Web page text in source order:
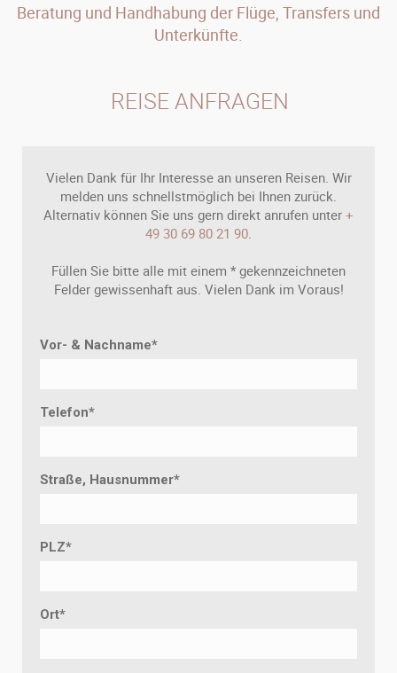
Beratung und Handhabung der Flüge, Transfers und
Unterkünfte.
REISE ANFRAGEN
Vielen Dank für Ihr Interesse an unseren Reisen. Wir
melden uns schnellstmöglich bei Ihnen zurück.
Alternativ können Sie uns gern direkt anrufen unter +
49 30 69 80 21 90.
Füllen Sie bitte alle mit einem * gekennzeichneten
Felder gewissenhaft aus. Vielen Dank im Voraus!
Vor- & Nachname*
Telefon*
Straße, Hausnummer*
PLZ*
Ort*